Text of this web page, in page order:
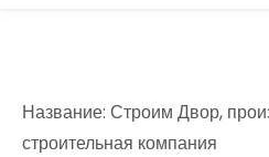
Название: Строим Двор,
строительная компания